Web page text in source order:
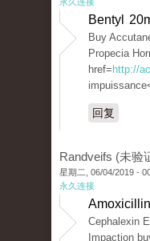
Bentyl
Buy
Propecia
href= http://
回复
Randveifs (未验
星期二, 06/04/2019 -
永久连接
Cephalexin
Impaction